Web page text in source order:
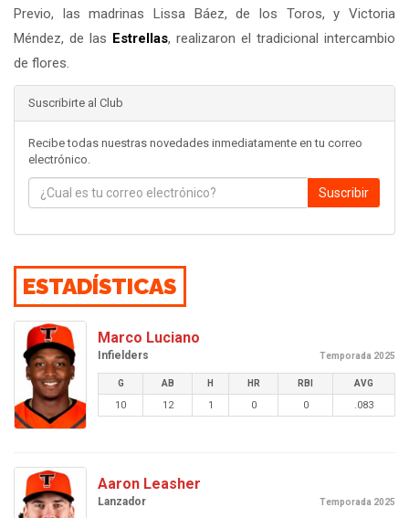
Previo, las madrinas Lissa Báez, de los Toros, y Victoria
Méndez, de las Estrellas, realizaron el tradicional intercambio
de flores.
Suscribirte al Club
Recibe todas nuestras novedades inmediatamente en tu correo
electrónico.
Suscribir
ESTADÍSTICAS
Marco Luciano
Infielders Temporada 2025
G AB H HR RBI AVG
10 12 1 0 0 .083
Aaron Leasher
Lanzador Temporada 2025